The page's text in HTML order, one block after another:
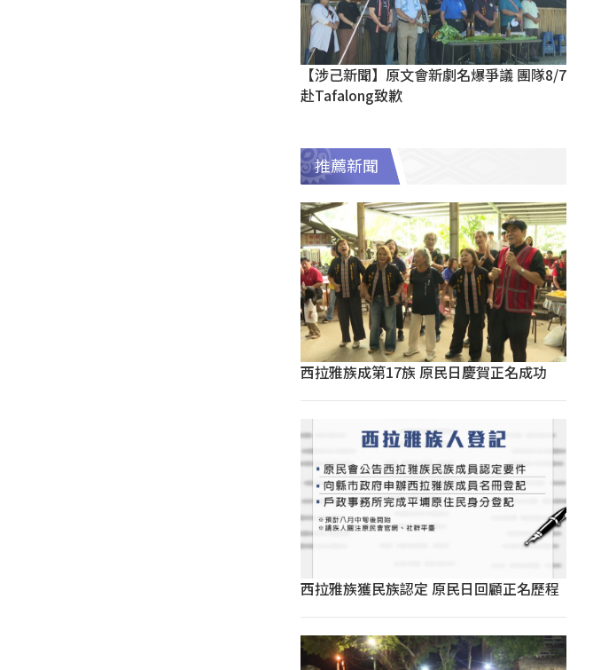
【涉己新聞】原文會新劇名爆爭議 團隊8/7
赴Tafalong致歉
推薦新聞
西拉雅族成第17族 原民日慶賀正名成功
西拉雅族獲民族認定 原民日回顧正名歷程